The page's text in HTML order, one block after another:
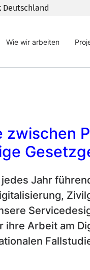
Wie wir arbeiten
zwischen
Jahr
ihre Arbeit am